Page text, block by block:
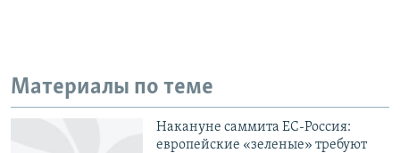
Материалы по теме
Накануне саммита ЕС-Россия:
европейские «зеленые» требуют